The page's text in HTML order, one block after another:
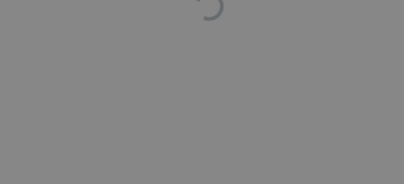
Polityce prywatności Google